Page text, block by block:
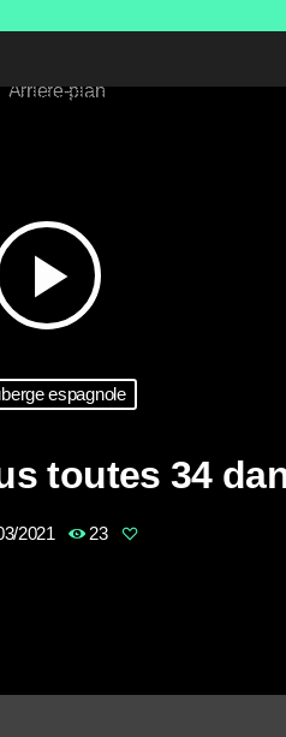
play_arrow
espagnole
toutes 34
2021 23